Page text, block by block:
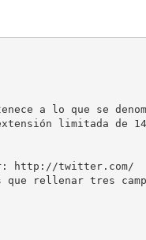
a lo que se
limitada de
http://twitter.com/
rellenar tres